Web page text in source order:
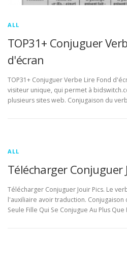
ALL
TOP31+ Conjuguer
d'écran
TOP31+ Conjuguer Verbe Lire Fond
visiteur unique, qui permet à
plusieurs sites web. Conjugaison du
ALL
Télécharger Conjuguer
Télécharger Conjuguer Jouir Pics. Le
l'auxiliaire avoir traduction.
Seule Fille Qui Se Conjugue Au Plus Que